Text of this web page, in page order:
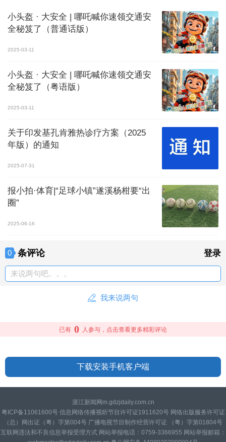
小头盔 · 大安全 | 哪吒喊你速领交通安
全秘笈了（普通话版）
2025-03-11
小头盔 · 大安全 | 哪吒喊你速领交通安
全秘笈了（粤语版）
2025-03-11
关于印发基孔肯雅热诊疗方案（2025
年版）的通知
2025-07-31
报小拍·体育|“足球小镇”遂溪杨柑要“出
圈”
2025-06-16
0 条评论 登录
来说两句吧。。。
我来说两句
已有 0 人参与，点击查看更多精彩评论
下载安装手机客户端
湛江新闻网m.gdzjdaily.com.cn
粤ICP备11061600号 信息网络传播视听节目许可证1911620号 网络出版服务许可证
（总）网出证（粤）字第004号 广播电视节目制作经营许可证 （粤）字第01804号
互联网违法和不良信息举报受理方式 网站举报电话：0759-3366955 网站举报邮箱：